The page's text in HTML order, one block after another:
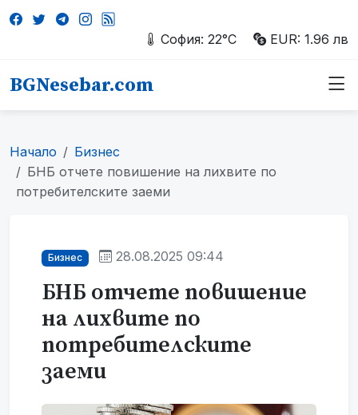
София: 22°C EUR: 1.96 лв
BGNesebar.com
Начало
Бизнес
БНБ отчете повишение на лихвите по
потребителските заеми
Бизнес 28.08.2025 09:44
БНБ отчете повишение
на лихвите по
потребителските
заеми